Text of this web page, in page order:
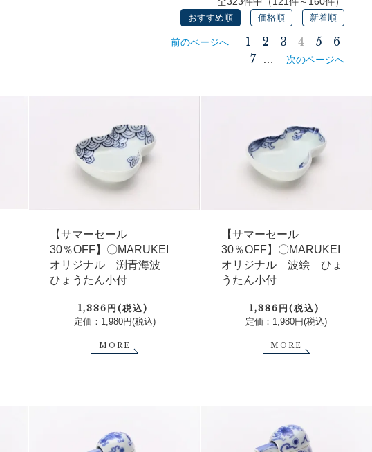
おすすめ順 価格順 新着順
前のページへ 1 2 3 4 5
6
7
… 次のページへ
【サマーセール
30％OFF】〇MARUKEI
オリジナル 渕青海波
ひょうたん小付
1,386円(税込)
定価：1,980円(税込)
MORE
【サマーセール
30％OFF】〇MARUKEI
オリジナル 波絵 ひょ
うたん小付
1,386円(税込)
定価：1,980円(税込)
MORE